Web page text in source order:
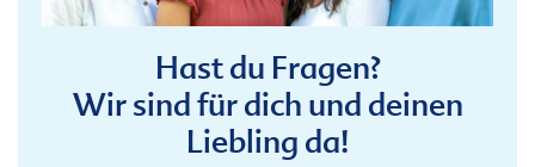
Hast du Fragen?
Wir sind für dich und deinen
Liebling da!